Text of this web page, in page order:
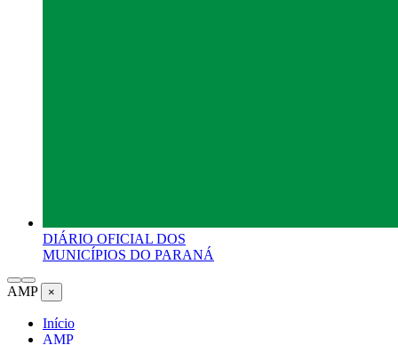
DIÁRIO OFICIAL DOS
MUNICÍPIOS DO PARANÁ
AMP ×
Início
AMP